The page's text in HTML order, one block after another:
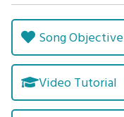
Song Objective
Video Tutorial